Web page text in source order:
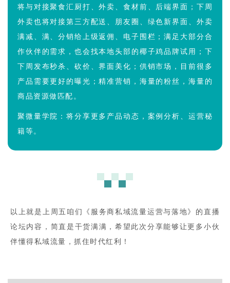
将与对接聚食汇厨打、外卖、食材前、后端界面；下周
外卖也将对接第三方配送、朋友圈、绿色新界面、外卖
满减、满、分销给上级返佣、电子围栏；满足大部分合
作伙伴的需求，也会找本地头部的椰子鸡品牌试用；下
下周发布秒杀、砍价、界面美化；供销市场，目前很多
产品需要更好的曝光；精准营销，海量的粉丝，海量的
商品资源做匹配。
聚微量学院：将分享更多产品动态，案例分析、运营秘
籍等。
以上就是上周五咱们《服务商私域流量运营与落地》的直播
论坛内容， 简直是干货满满，希望此次分享能够让更多小伙
伴懂得私域流量，抓住时代红利！